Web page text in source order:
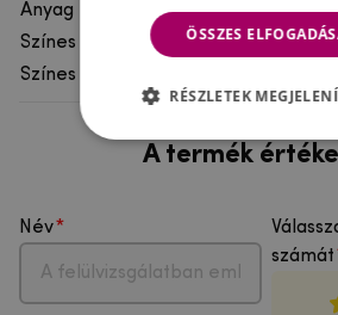
Anyag
Színes
Színes motívum
A termék
Név
számát
ÖSSZES
RÉSZLETEK